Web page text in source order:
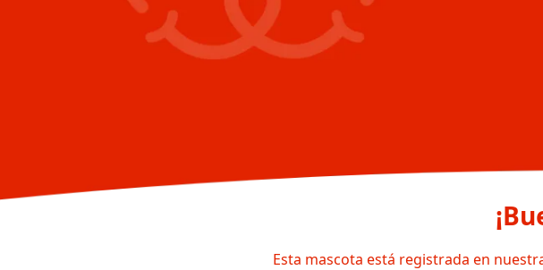
Esta mascota está registrada en